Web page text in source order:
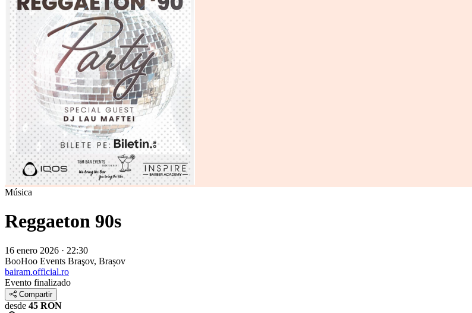
Música
Reggaeton 90s
16 enero 2026 · 22:30
BooHoo Events Braşov, Brașov
bairam.official.ro
Evento finalizado
Compartir
desde 45 RON